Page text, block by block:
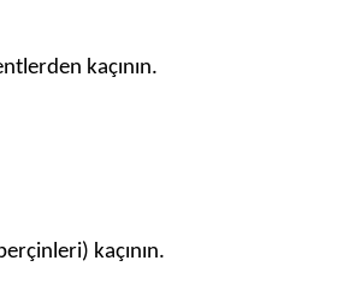
kaçının.
kaçının.